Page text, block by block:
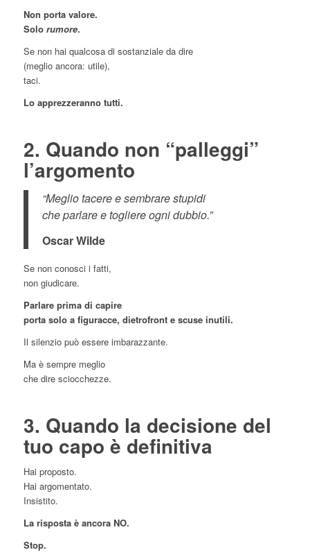
Non porta valore.
Solo rumore.
Se non hai qualcosa di sostanziale da dire
(meglio ancora: utile),
taci.
Lo apprezzeranno tutti.
2. Quando non “palleggi”
l’argomento
“Meglio tacere e sembrare stupidi
che parlare e togliere ogni dubbio.”
Oscar Wilde
Se non conosci i fatti,
non giudicare.
Parlare prima di capire
porta solo a figuracce, dietrofront e scuse inutili.
Il silenzio può essere imbarazzante.
Ma è sempre meglio
che dire sciocchezze.
3. Quando la decisione del
tuo capo è definitiva
Hai proposto.
Hai argomentato.
Insistito.
La risposta è ancora NO.
Stop.